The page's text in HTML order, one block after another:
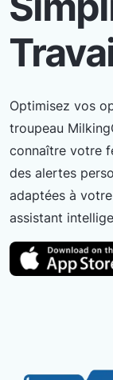
Optimisez vos
troupeau
connaître votre
des alertes
adaptées à
assistant